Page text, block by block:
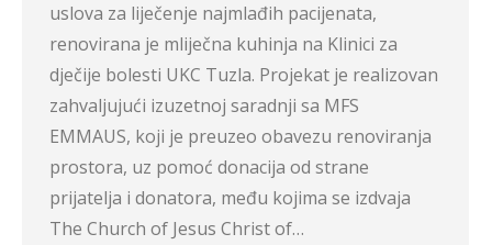
uslova za liječenje najmlađih pacijenata,
renovirana je mliječna kuhinja na Klinici za
dječije bolesti UKC Tuzla. Projekat je realizovan
zahvaljujući izuzetnoj saradnji sa MFS
EMMAUS, koji je preuzeo obavezu renoviranja
prostora, uz pomoć donacija od strane
prijatelja i donatora, među kojima se izdvaja
The Church of Jesus Christ of…